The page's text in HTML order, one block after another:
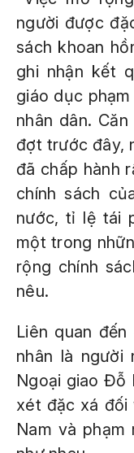
người được
sách khoan
ghi nhận kết
giáo dục
nhân dân.
đợt trước đây,
đã chấp hành
chính sách
nước, tỉ lệ tái
một trong
rộng chính
nêu.
Liên quan
nhân là người
Ngoại giao Đỗ
xét đặc xá đối
Nam và phạm